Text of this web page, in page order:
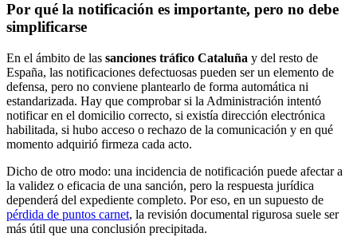
Por qué la notificación es importante, pero no debe
simplificarse
En el ámbito de las sanciones tráfico Cataluña y del resto de
España, las notificaciones defectuosas pueden ser un elemento de
defensa, pero no conviene plantearlo de forma automática ni
estandarizada. Hay que comprobar si la Administración intentó
notificar en el domicilio correcto, si existía dirección electrónica
habilitada, si hubo acceso o rechazo de la comunicación y en qué
momento adquirió firmeza cada acto.
Dicho de otro modo: una incidencia de notificación puede afectar a
la validez o eficacia de una sanción, pero la respuesta jurídica
dependerá del expediente completo. Por eso, en un supuesto de
pérdida de puntos carnet, la revisión documental rigurosa suele ser
más útil que una conclusión precipitada.